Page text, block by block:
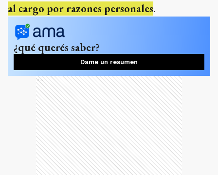
al cargo por razones personales.
¿qué querés saber?
Dame un resumen
Ads